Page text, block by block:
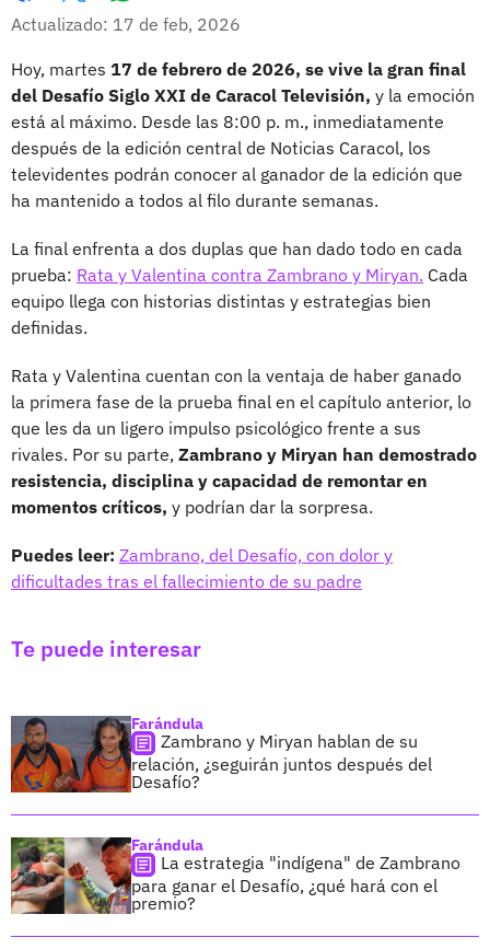
Facebook
X
Actualizado: 17 de feb, 2026
Hoy, martes 17 de febrero de 2026, se vive la gran final
del Desafío Siglo XXI de Caracol Televisión, y la emoción
está al máximo. Desde las 8:00 p. m., inmediatamente
después de la edición central de Noticias Caracol, los
televidentes podrán conocer al ganador de la edición que
ha mantenido a todos al filo durante semanas.
La final enfrenta a dos duplas que han dado todo en cada
prueba: Rata y Valentina contra Zambrano y Miryan. Cada
equipo llega con historias distintas y estrategias bien
definidas.
Rata y Valentina cuentan con la ventaja de haber ganado
la primera fase de la prueba final en el capítulo anterior, lo
que les da un ligero impulso psicológico frente a sus
rivales. Por su parte, Zambrano y Miryan han demostrado
resistencia, disciplina y capacidad de remontar en
momentos críticos, y podrían dar la sorpresa.
Puedes leer: Zambrano, del Desafío, con dolor y
dificultades tras el fallecimiento de su padre
Te puede interesar
Farándula
Zambrano y Miryan hablan de su
relación, ¿seguirán juntos después del
Desafío?
Farándula
La estrategia "indígena" de Zambrano
para ganar el Desafío, ¿qué hará con el
premio?